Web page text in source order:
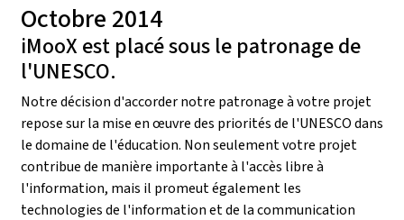
Octobre 2014
iMooX est placé sous le patronage de
l'UNESCO.
Notre décision d'accorder notre patronage à votre projet
repose sur la mise en œuvre des priorités de l'UNESCO dans
le domaine de l'éducation. Non seulement votre projet
contribue de manière importante à l'accès libre à
l'information, mais il promeut également les
technologies de l'information et de la communication